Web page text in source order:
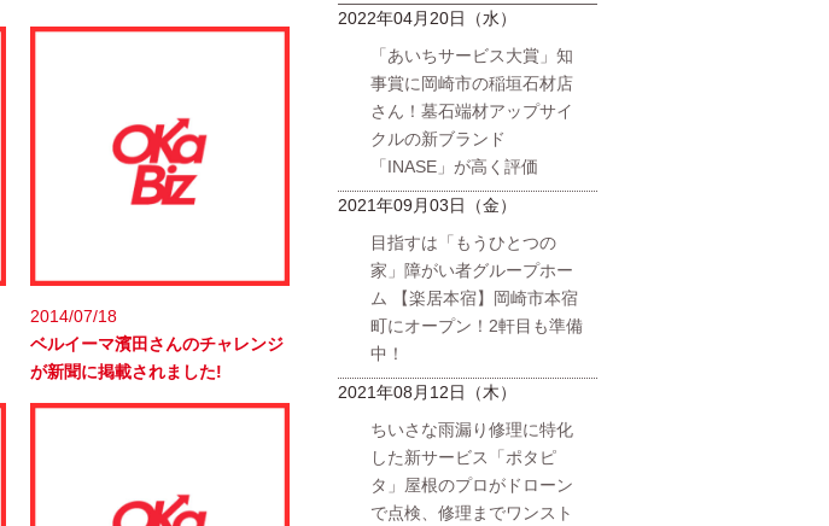
2014/07/18
ベルイーマ濱田さんのチャレンジ
が新聞に掲載されました!
2022年04月20日（水）
「あいちサービス大賞」知
事賞に岡崎市の稲垣石材店
さん！墓石端材アップサイ
クルの新ブランド
「INASE」が高く評価
2021年09月03日（金）
目指すは「もうひとつの
家」障がい者グループホー
ム 【楽居本宿】岡崎市本宿
町にオープン！2軒目も準備
中！
2021年08月12日（木）
ちいさな雨漏り修理に特化
した新サービス「ポタピ
タ」屋根のプロがドローン
で点検、修理までワンスト